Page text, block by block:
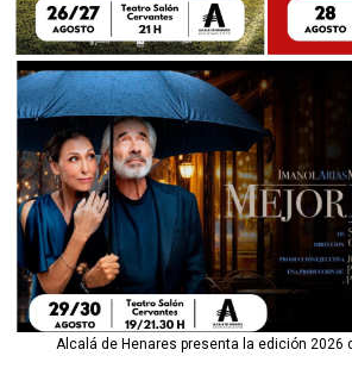
Alcalá de Henares presenta la edición 2026